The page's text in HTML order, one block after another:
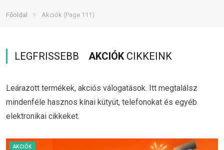
Főoldal » Akciók (Page 111)
LEGFRISSEBB AKCIÓKCIKKEINK
Leárazott termékek, akciós válogatások. Itt megtalálsz
mindenféle hasznos kínai kütyüt, telefonokat és egyéb
elektronikai cikkeket.
AKCIÓK